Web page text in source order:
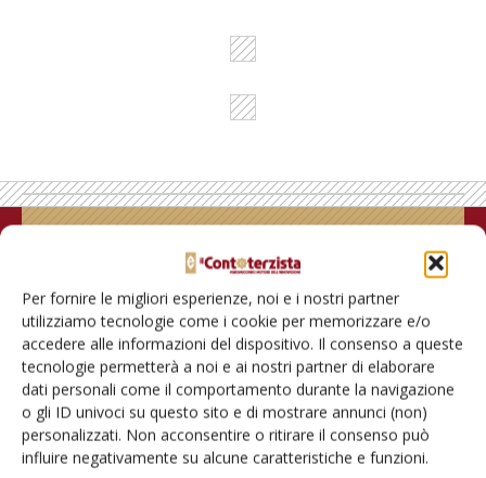
Per fornire le migliori esperienze, noi e i nostri partner
utilizziamo tecnologie come i cookie per memorizzare e/o
accedere alle informazioni del dispositivo. Il consenso a queste
tecnologie permetterà a noi e ai nostri partner di elaborare
dati personali come il comportamento durante la navigazione
o gli ID univoci su questo sito e di mostrare annunci (non)
personalizzati. Non acconsentire o ritirare il consenso può
influire negativamente su alcune caratteristiche e funzioni.
Rimani aggiornato sul mondo
dell’agricoltura
Iscriviti alle nostre newsletter